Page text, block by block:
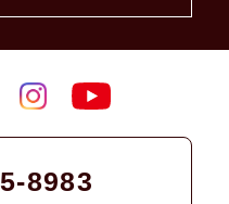
8983